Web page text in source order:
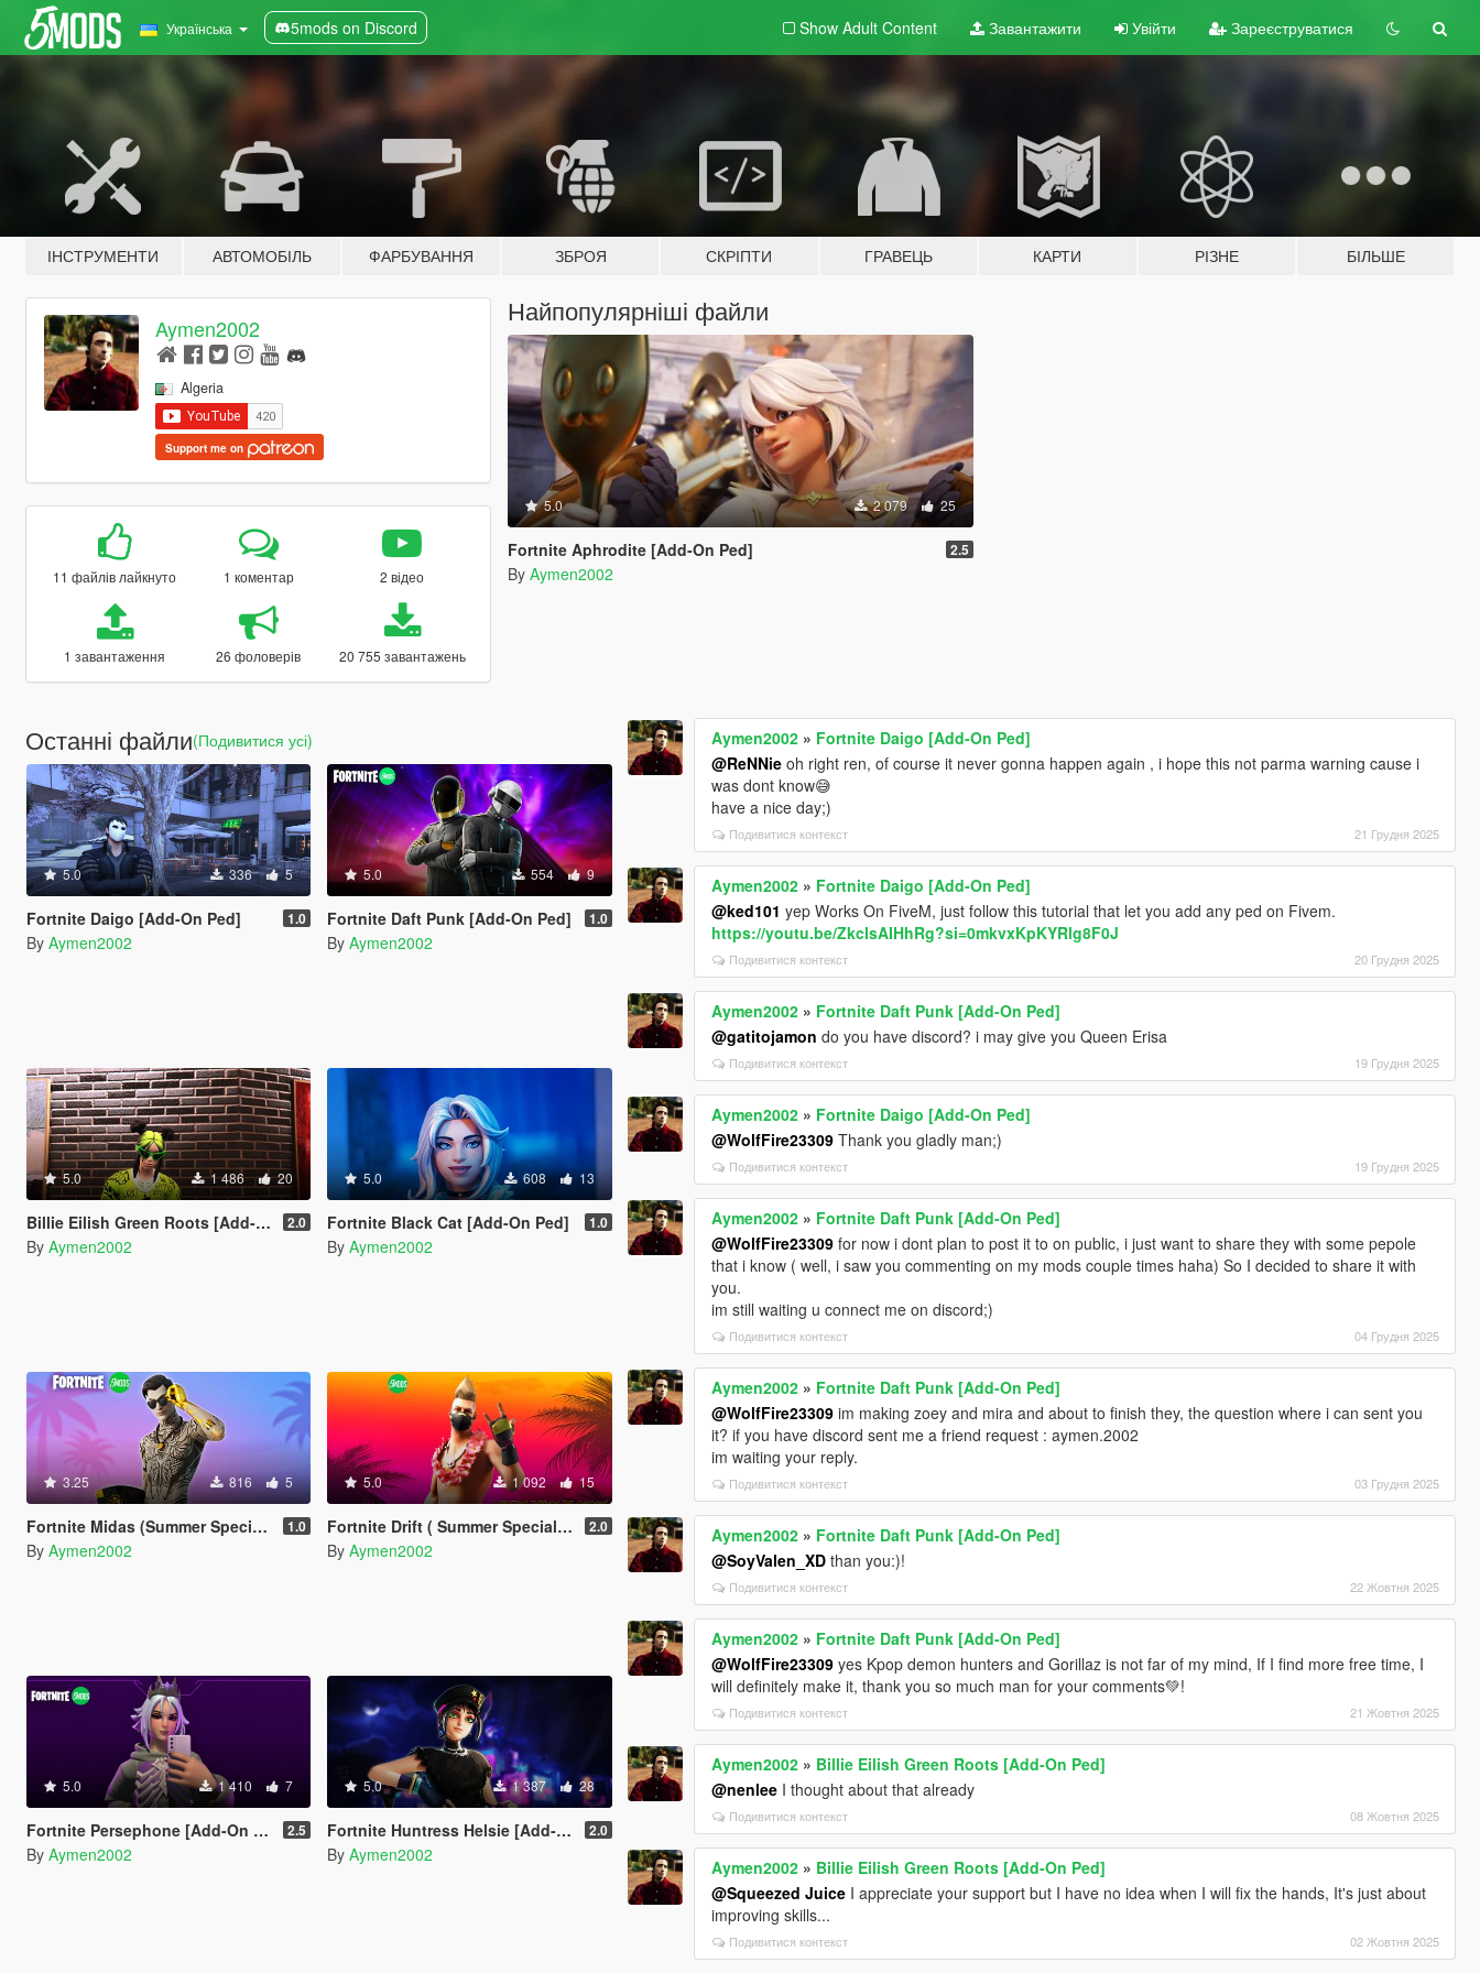
Українська 5mods on Discord Show Adult Content Завантажити Увійти Зареєструватися
ІНСТРУМЕНТИ АВТОМОБІЛЬ ФАРБУВАННЯ ЗБРОЯ СКРІПТИ ГРАВЕЦЬ КАРТИ РІЗНЕ БІЛЬШЕ
Aymen2002
Algeria
Support me on
11 файлів лайкнуто 1 коментар 2 відео
1 завантаження 26 фоловерів 20 755 завантажень
Найпопулярніші файли
5.0 2 079 25
Fortnite Aphrodite [Add-On Ped] 2.5
By Aymen2002
Останні файли(Подивитися усі)
5.0 336 5
Fortnite Daigo [Add-On Ped] 1.0
By Aymen2002
5.0 554 9
Fortnite Daft Punk [Add-On Ped] 1.0
By Aymen2002
5.0 1 486 20
Billie Eilish Green Roots [Add-On Ped] 2.0
By Aymen2002
5.0 608 13
Fortnite Black Cat [Add-On Ped] 1.0
By Aymen2002
3.25 816 5
Fortnite Midas (Summer Special) [Add-On Ped] 1.0
By Aymen2002
5.0 1 092 15
Fortnite Drift ( Summer Special ) [Add-On Ped] 2.0
By Aymen2002
5.0 1 410 7
Fortnite Persephone [Add-On Ped] 2.5
By Aymen2002
5.0 1 387 28
Fortnite Huntress Helsie [Add-On Ped] 2.0
By Aymen2002
Aymen2002 » Fortnite Daigo [Add-On Ped]
@ReNNie oh right ren, of course it never gonna happen again , i hope this not parma warning cause i
was dont know😅
have a nice day;)
Подивитися контекст 21 Грудня 2025
Aymen2002 » Fortnite Daigo [Add-On Ped]
@ked101 yep Works On FiveM, just follow this tutorial that let you add any ped on Fivem.
https://youtu.be/ZkclsAIHhRg?si=0mkvxKpKYRlg8F0J
Подивитися контекст 20 Грудня 2025
Aymen2002 » Fortnite Daft Punk [Add-On Ped]
@gatitojamon do you have discord? i may give you Queen Erisa
Подивитися контекст 19 Грудня 2025
Aymen2002 » Fortnite Daigo [Add-On Ped]
@WolfFire23309 Thank you gladly man;)
Подивитися контекст 19 Грудня 2025
Aymen2002 » Fortnite Daft Punk [Add-On Ped]
@WolfFire23309 for now i dont plan to post it to on public, i just want to share they with some pepole
that i know ( well, i saw you commenting on my mods couple times haha) So I decided to share it with
you.
im still waiting u connect me on discord;)
Подивитися контекст 04 Грудня 2025
Aymen2002 » Fortnite Daft Punk [Add-On Ped]
@WolfFire23309 im making zoey and mira and about to finish they, the question where i can sent you
it? if you have discord sent me a friend request : aymen.2002
im waiting your reply.
Подивитися контекст 03 Грудня 2025
Aymen2002 » Fortnite Daft Punk [Add-On Ped]
@SoyValen_XD than you:)!
Подивитися контекст 22 Жовтня 2025
Aymen2002 » Fortnite Daft Punk [Add-On Ped]
@WolfFire23309 yes Kpop demon hunters and Gorillaz is not far of my mind, If I find more free time, I
will definitely make it, thank you so much man for your comments💚!
Подивитися контекст 21 Жовтня 2025
Aymen2002 » Billie Eilish Green Roots [Add-On Ped]
@nenlee I thought about that already
Подивитися контекст 08 Жовтня 2025
Aymen2002 » Billie Eilish Green Roots [Add-On Ped]
@Squeezed Juice I appreciate your support but I have no idea when I will fix the hands, It's just about
improving skills...
Подивитися контекст 02 Жовтня 2025